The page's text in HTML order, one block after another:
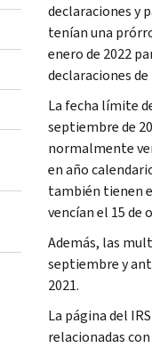
declaraciones y
tenían una
enero de 2022
declaraciones
La fecha límite
septiembre de
normalmente
en año
también tienen
vencían el 15 de
Además, las
septiembre y
2021.
La página del
relacionadas